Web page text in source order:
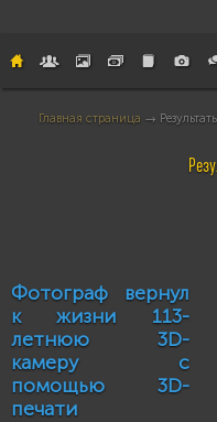
Главная страница →
Фотограф вернул
к жизни 113-
летнюю 3D-
камеру с
помощью 3D-
печати